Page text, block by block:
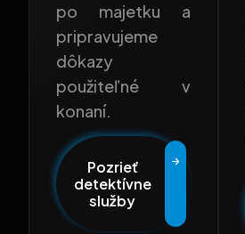
po majetku a
pripravujeme
dôkazy
použiteľné v
konaní.
Pozrieť
detektívne
služby